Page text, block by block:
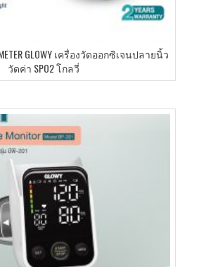
GLOWY เครื่องวัดออกซิเจนปลายนิ้ว
วัดค่า SPO2 โกลวี่